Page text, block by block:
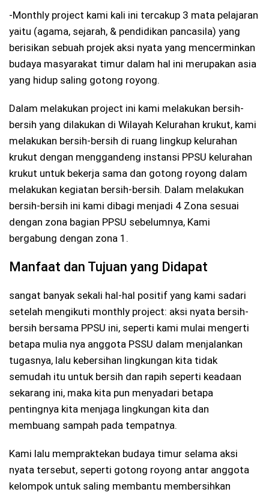
-Monthly project kami kali ini tercakup 3 mata pelajaran
yaitu (agama, sejarah, & pendidikan pancasila) yang
berisikan sebuah projek aksi nyata yang mencerminkan
budaya masyarakat timur dalam hal ini merupakan asia
yang hidup saling gotong royong.
Dalam melakukan project ini kami melakukan bersih-
bersih yang dilakukan di Wilayah Kelurahan krukut, kami
melakukan bersih-bersih di ruang lingkup kelurahan
krukut dengan menggandeng instansi PPSU kelurahan
krukut untuk bekerja sama dan gotong royong dalam
melakukan kegiatan bersih-bersih. Dalam melakukan
bersih-bersih ini kami dibagi menjadi 4 Zona sesuai
dengan zona bagian PPSU sebelumnya, Kami
bergabung dengan zona 1.
Manfaat dan Tujuan yang Didapat
sangat banyak sekali hal-hal positif yang kami sadari
setelah mengikuti monthly project: aksi nyata bersih-
bersih bersama PPSU ini, seperti kami mulai mengerti
betapa mulia nya anggota PSSU dalam menjalankan
tugasnya, lalu kebersihan lingkungan kita tidak
semudah itu untuk bersih dan rapih seperti keadaan
sekarang ini, maka kita pun menyadari betapa
pentingnya kita menjaga lingkungan kita dan
membuang sampah pada tempatnya.
Kami lalu mempraktekan budaya timur selama aksi
nyata tersebut, seperti gotong royong antar anggota
kelompok untuk saling membantu membersihkan